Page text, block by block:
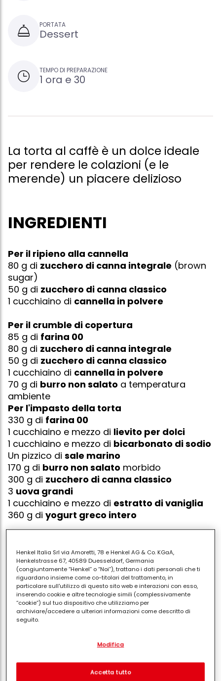
PORTATA
Dessert
TEMPO DI PREPARAZIONE
1 ora e 30
La torta al caffè è un dolce ideale
per rendere le colazioni (e le
merende) un piacere delizioso
INGREDIENTI
Per il ripieno alla cannella
80 g di zucchero di canna integrale (brown
sugar)
50 g di zucchero di canna classico
1 cucchiaino di cannella in polvere
Per il crumble di copertura
85 g di farina 00
80 g di zucchero di canna integrale
50 g di zucchero di canna classico
1 cucchiaino di cannella in polvere
70 g di burro non salato a temperatura
ambiente
Per l'impasto della torta
330 g di farina 00
1 cucchiaino e mezzo di lievito per dolci
1 cucchiaino e mezzo di bicarbonato di sodio
Un pizzico di sale marino
170 g di burro non salato morbido
300 g di zucchero di canna classico
3 uova grandi
1 cucchiaino e mezzo di estratto di vaniglia
360 g di yogurt greco intero
Per prima cosa accendi ilforno a 180°Ce imburra
con cura unateglia rettangolare(circa 23x33 cm).
Inizia preparando ilripieno: mescola in una ciotolina
i due tipi dizuccheroe lacannella, poi mettila da
parte per dopo.
crumble: in un'altra ciotola unisci la
e lavora il tutto con una spatola o con le
Henkel Italia Srl via Amoretti, 78 e Henkel AG & Co. KGaA,
Henkelstrasse 67, 40589 Duesseldorf, Germania
(congiuntamente “Henkel” o “Noi”), trattano i dati personali che ti
riguardano insieme come co-titolari del trattamento, in
particolare sull'utilizzo di questo sito web e interazioni con esso,
inserendo cookie e altre tecnologie simili (complessivamente
“cookie”) sul tuo dispositivo che utilizziamo per
archiviare/accedere a ulteriori informazioni come descritto di
seguito.
separati o co-titolari come indicato nella nostra Informativa sulla
pixel, impronte digitali e tecnologie simili" utilizzeremo anche
cookie ed elaboreremo i dati relativi a te per
Modifica
Accetta tutto